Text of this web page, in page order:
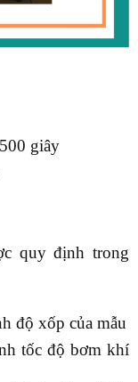
giây
quy định trong
độ xốp của mẫu
tốc độ bơm khí